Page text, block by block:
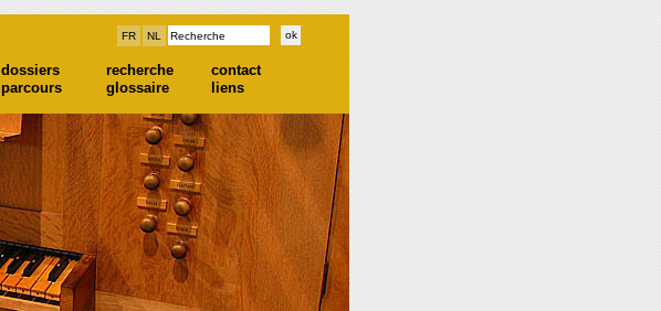
FR NL
dossiers recherche
contact
parcours glossaire liens